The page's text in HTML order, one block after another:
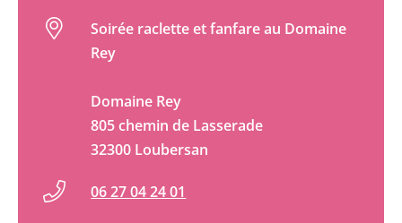
Soirée raclette et fanfare au Domaine
Rey
Domaine Rey
805 chemin de Lasserade
32300 Loubersan
06 27 04 24 01